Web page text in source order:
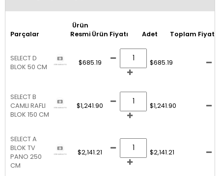
Parçalar
Ürün
Resmi Ürün Fiyatı Adet Toplam Fiyat
SELECT D
BLOK 50 CM
$685.19 $685.19
SELECT B
CAMLI RAFLI
BLOK 150 CM
$1,241.90 $1,241.90
SELECT A
BLOK TV
PANO 250
CM
$2,141.21 $2,141.21